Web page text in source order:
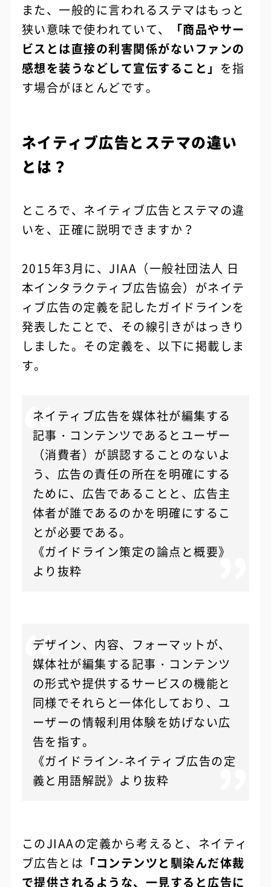
また、一般的に言われるステマはもっと
狭い意味で使われていて、
「商品やサー
ビスとは直接の利害関係がないファンの
感想を装うなどして宣伝すること」 を指
す場合がほとんどです。
ネイティブ広告とステマの違い
とは？
ところで、ネイティブ広告とステマの違
いを、正確に説明できますか？
2015年3月に、JIAA（一般社団法人 日
本インタラクティブ広告協会）がネイテ
ィブ広告の定義を記したガイドラインを
発表したことで、その線引きがはっきり
しました。その定義を、以下に掲載しま
す。
ネイティブ広告を媒体社が編集する
記事・コンテンツであるとユーザー
（消費者）が誤認することのないよ
う、広告の責任の所在を明確にする
ために、広告であることと、広告主
体者が誰であるのかを明確にするこ
とが必要である。
《ガイドライン策定の論点と概要》
より抜粋
デザイン、内容、フォーマットが、
媒体社が編集する記事・コンテンツ
の形式や提供するサービスの機能と
同様でそれらと一体化しており、ユ
ーザーの情報利用体験を妨げない広
告を指す。
《ガイドライン-ネイティブ広告の定
義と用語解説》より抜粋
このJIAAの定義から考えると、ネイティ
ブ広告とは 「コンテンツと馴染んだ体裁
で提供されるような、一見すると広告に